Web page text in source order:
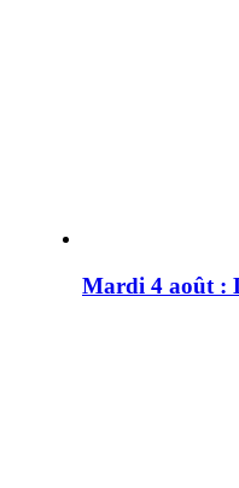
Mardi 4 août :